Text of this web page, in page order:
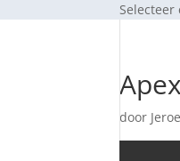
Selecteer
door